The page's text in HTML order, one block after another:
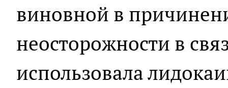
виновной в
неосторожности в
использовала